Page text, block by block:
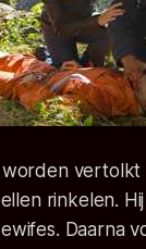
vertolkt
rinkelen.
Daarna